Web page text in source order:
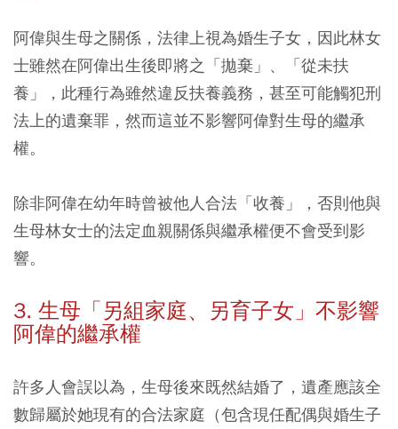
阿偉與生母之關係，法律上視為婚生子女，因此林女
士雖然在阿偉出生後即將之「拋棄」、「從未扶
養」，此種行為雖然違反扶養義務，甚至可能觸犯刑
法上的遺棄罪，然而這並不影響阿偉對生母的繼承
權。
除非阿偉在幼年時曾被他人合法「收養」，否則他與
生母林女士的法定血親關係與繼承權便不會受到影
響。
3. 生母「另組家庭、另育子女」不影響
阿偉的繼承權
許多人會誤以為，生母後來既然結婚了，遺產應該全
數歸屬於她現有的合法家庭（包含現任配偶與婚生子